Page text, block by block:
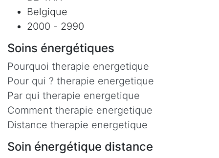
Belgique
2000 - 2990
Soins énergétiques
Pourquoi therapie energetique
Pour qui ? therapie energetique
Par qui therapie energetique
Comment therapie energetique
Distance therapie energetique
Soin énergétique distance